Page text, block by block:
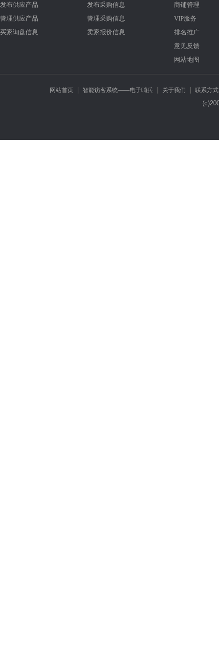
发布供应产品
管理供应产品
买家询盘信息
发布采购信息
管理采购信息
卖家报价信息
商铺管理
VIP服务
排名推广
意见反馈
网站地图
网站首页 智能访客系统——电子哨兵 关于我们 联系方式